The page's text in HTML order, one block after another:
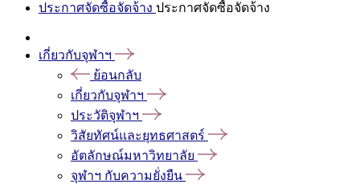
ประกาศจัดซื้อจัดจ้าง ประกาศจัดซื้อจัดจ้าง
เกี่ยวกับจุฬาฯ
ย้อนกลับ
เกี่ยวกับจุฬาฯ
ประวัติจุฬาฯ
วิสัยทัศน์และยุทธศาสตร์
อัตลักษณ์มหาวิทยาลัย
จุฬาฯ กับความยั่งยืน